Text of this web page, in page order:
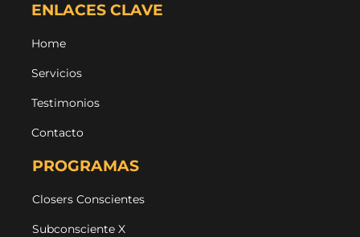
ENLACES CLAVE
Home
Servicios
Testimonios
Contacto
PROGRAMAS
Closers Conscientes
Subconsciente X